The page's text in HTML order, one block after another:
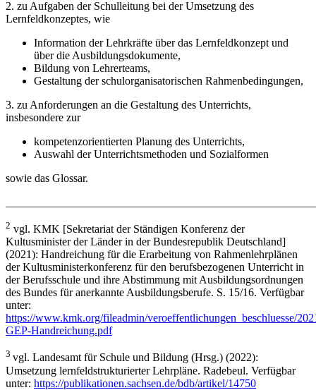
2. zu Aufgaben der Schulleitung bei der Umsetzung des
Lernfeldkonzeptes, wie
Information der Lehrkräfte über das Lernfeldkonzept und
über die Ausbildungsdokumente,
Bildung von Lehrerteams,
Gestaltung der schulorganisatorischen Rahmenbedingungen,
3. zu Anforderungen an die Gestaltung des Unterrichts,
insbesondere zur
kompetenzorientierten Planung des Unterrichts,
Auswahl der Unterrichtsmethoden und Sozialformen
sowie das Glossar.
2 vgl. KMK [Sekretariat der Ständigen Konferenz der
Kultusminister der Länder in der Bundesrepublik Deutschland]
(2021): Handreichung für die Erarbeitung von Rahmenlehrplänen
der Kultusministerkonferenz für den berufsbezogenen Unterricht in
der Berufsschule und ihre Abstimmung mit Ausbildungsordnungen
des Bundes für anerkannte Ausbildungsberufe. S. 15/16. Verfügbar
unter:
https://www.kmk.org/fileadmin/veroeffentlichungen_beschluesse/
GEP-Handreichung.pdf
3 vgl. Landesamt für Schule und Bildung (Hrsg.) (2022):
Umsetzung lernfeldstrukturierter Lehrpläne. Radebeul. Verfügbar
unter: https://publikationen.sachsen.de/bdb/artikel/14750